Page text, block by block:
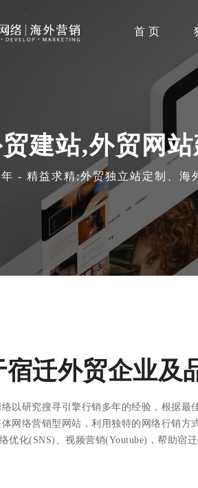
首 页
建站,外贸网
- 精益求精;外贸独立站定制、海
宿迁外贸企业及
以研究搜寻引擎行销多年的经验，根据最
网络营销型网站，利用独特的网络行销方
优化(SNS)、视频营销(Youtube)，帮助宿